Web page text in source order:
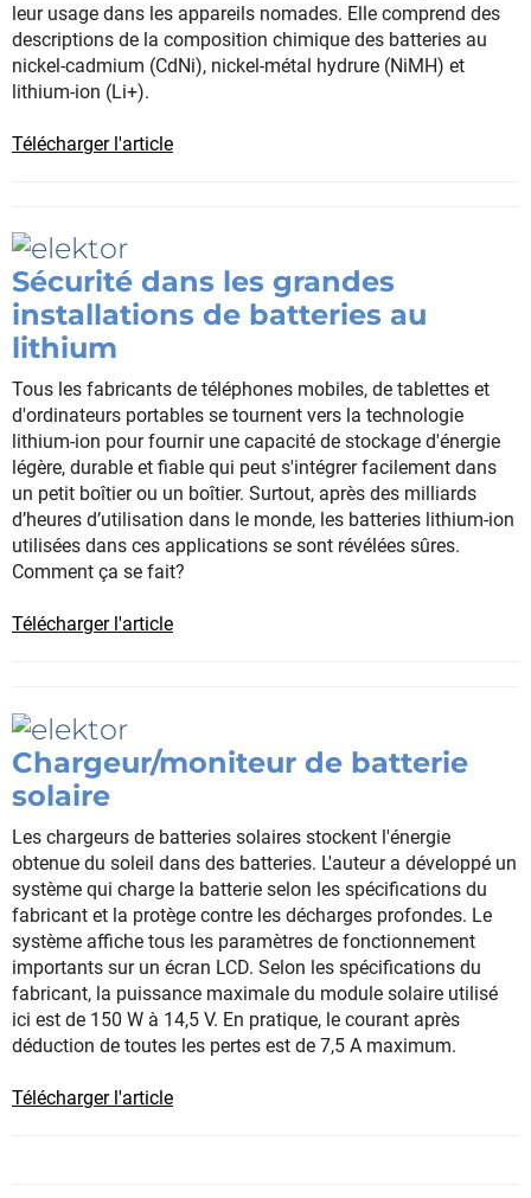
leur usage dans les appareils nomades. Elle comprend des
descriptions de la composition chimique des batteries au
nickel-cadmium (CdNi), nickel-métal hydrure (NiMH) et
lithium-ion (Li+).
Télécharger l'article
Sécurité dans les grandes
installations de batteries au
lithium
Tous les fabricants de téléphones mobiles, de tablettes et
d'ordinateurs portables se tournent vers la technologie
lithium-ion pour fournir une capacité de stockage d'énergie
légère, durable et fiable qui peut s'intégrer facilement dans
un petit boîtier ou un boîtier. Surtout, après des milliards
d’heures d’utilisation dans le monde, les batteries lithium-ion
utilisées dans ces applications se sont révélées sûres.
Comment ça se fait?
Télécharger l'article
Chargeur/moniteur de batterie
solaire
Les chargeurs de batteries solaires stockent l'énergie
obtenue du soleil dans des batteries. L'auteur a développé un
système qui charge la batterie selon les spécifications du
fabricant et la protège contre les décharges profondes. Le
système affiche tous les paramètres de fonctionnement
importants sur un écran LCD. Selon les spécifications du
fabricant, la puissance maximale du module solaire utilisé
ici est de 150 W à 14,5 V. En pratique, le courant après
déduction de toutes les pertes est de 7,5 A maximum.
Télécharger l'article